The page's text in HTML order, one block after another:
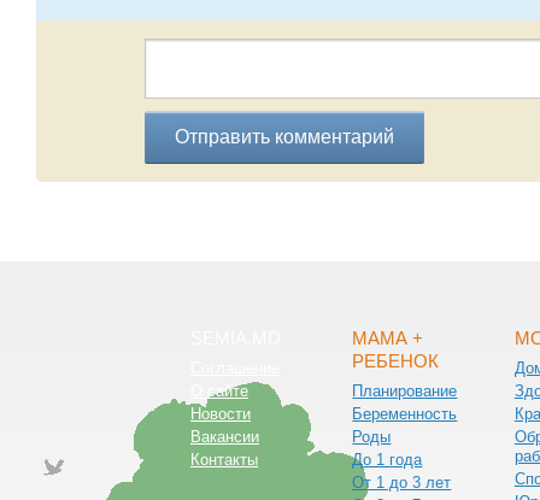
Отправить комментарий
О сайте
Новости
Вакансии
Контакты
МАМА +
РЕБЕНОК
Планирование
Беременность
Роды
До 1 года
От 1 до 3 лет